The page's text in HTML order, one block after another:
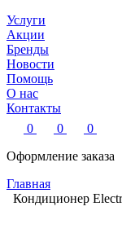
Услуги
Акции
Бренды
Новости
Помощь
О нас
Контакты
0
0
0
Оформление заказа
Главная
Кондиционер